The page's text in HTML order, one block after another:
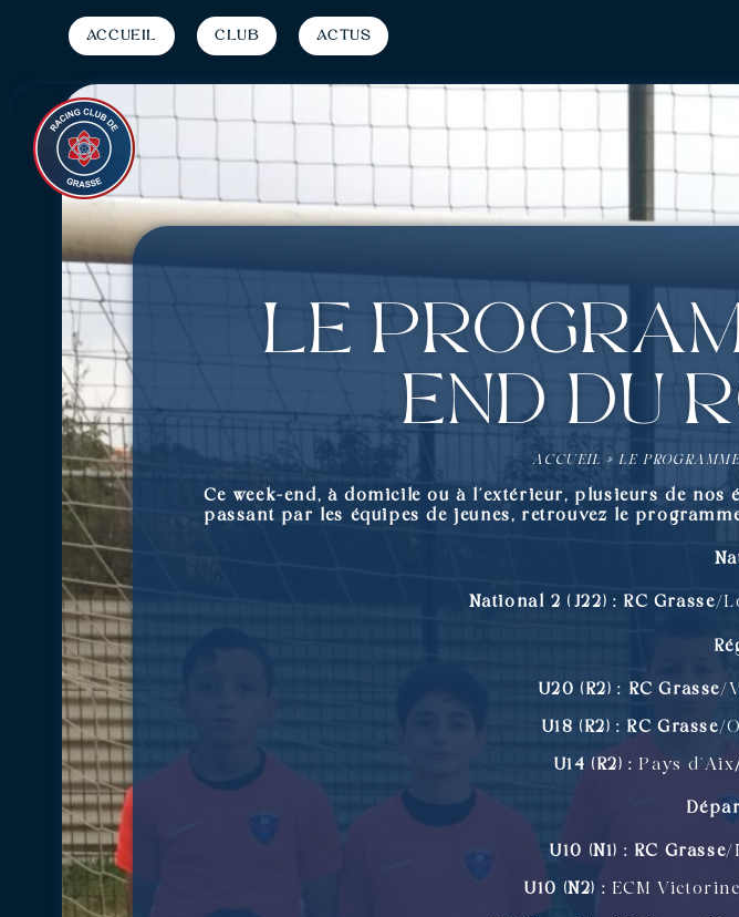
Accueil Club Actus
Le
end du
ACCUEIL »LE
Ce week-end, à domicile ou à l’extérieur, plusieurs de
passant par les équipes de jeunes, retrouvez le
National 2 (J22) : RC Grasse/
U20 (R2) : RC Grasse/
U18 (R2) : RC Grasse/
U14 (R2) : Pays d’Aix
U10 (N1) : RC Grasse/
U10 (N2) : ECM